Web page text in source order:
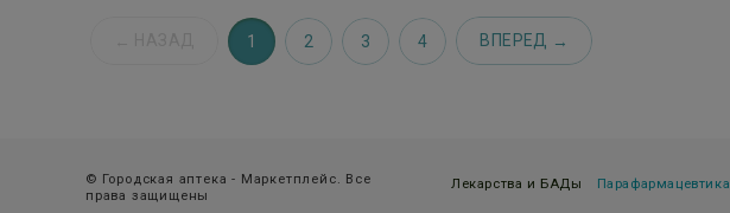
1 2 3 4 ВПЕРЕД
© Городская аптека - Маркетплейс. Все
права защищены
Лекарства и БАДы Парафармацевтика